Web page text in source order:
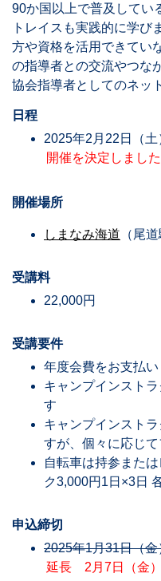
90か国以上で普及してい
トレイスも実践的に学び
方や資格を活用できてい
の指導者との交流やつな
協会指導者としてのネッ
日程
2025年2月22日（
開催を決定しました
開催場所
しまなみ海道 （尾
受講料
22,000円
受講要件
年度会費をお支払
キャンプインスト
す
キャンプインスト
すが、個々に応じ
自転車は持参また
ク3,000円1日×3日
申込締切
2025年1月31日（金
延長 2月7日（金